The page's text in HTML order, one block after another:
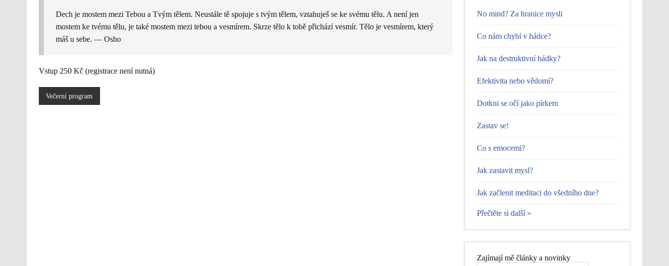
Dech je mostem mezi Tebou a Tvým tělem. Neustále tě spojuje s tvým tělem, vztahuješ se ke svému tělu. A není jen
mostem ke tvému tělu, je také mostem mezi tebou a vesmírem. Skrze tělo k tobě přichází vesmír. Tělo je vesmírem, který
máš u sebe. — Osho
Vstup 250 Kč (registrace není nutná)
Večerní program
No mind? Za hranice mysli
Co nám chybí v hádce?
Jak na destruktivní hádky?
Efektivita nebo vědomí?
Dotkni se očí jako pírkem
Zastav se!
Co s emocemi?
Jak zastavit mysl?
Jak začlenit meditaci do všedního dne?
Přečtěte si další »
Zajímají mě články a novinky